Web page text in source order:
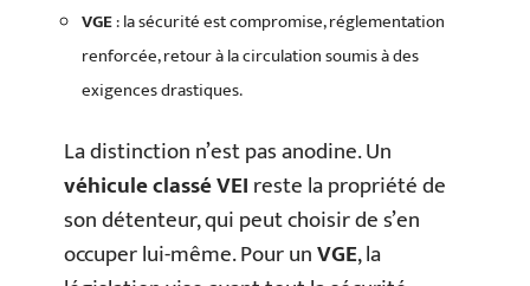
VGE: la sécurité est compromise, réglementation
renforcée, retour à la circulation soumis à des
exigences drastiques.
La distinction n’est pas anodine. Un
véhicule classé VEIreste la propriété de
son détenteur, qui peut choisir de s’en
occuper lui-même. Pour unVGE, la